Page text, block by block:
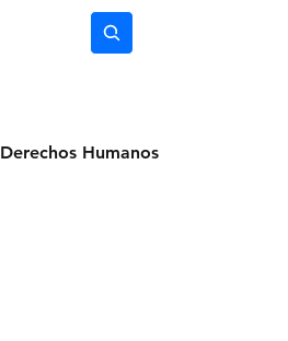
Derechos Humanos